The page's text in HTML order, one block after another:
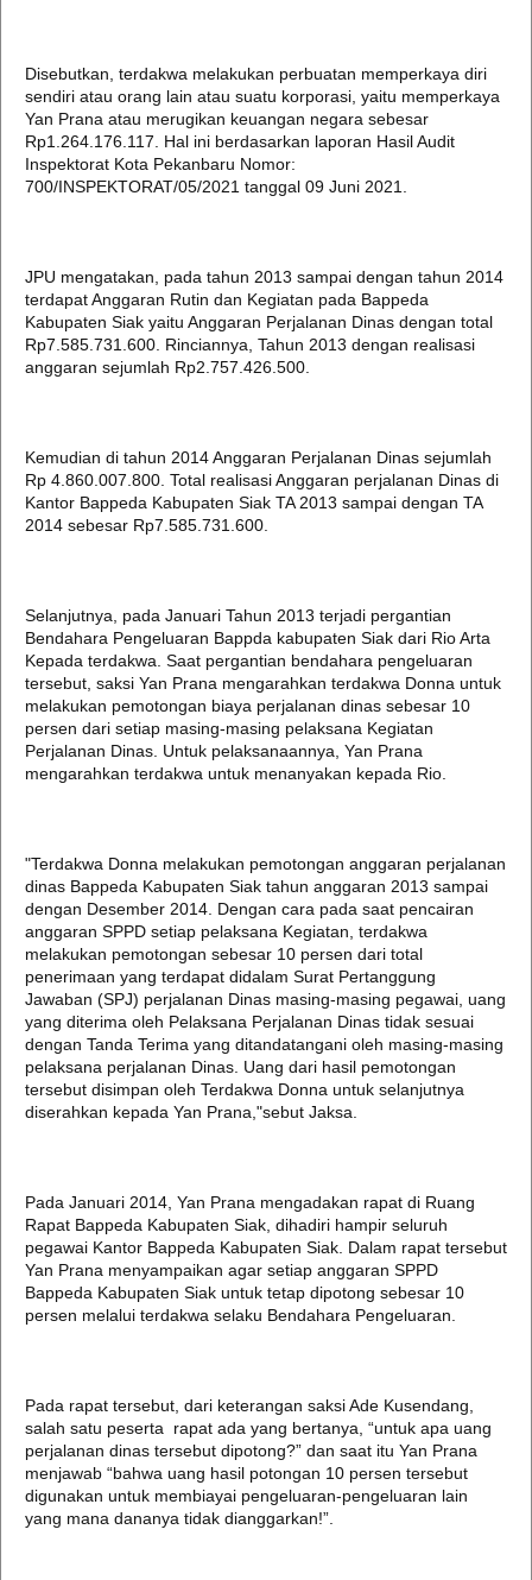
Disebutkan, terdakwa melakukan perbuatan memperkaya diri
sendiri atau orang lain atau suatu korporasi, yaitu memperkaya
Yan Prana atau merugikan keuangan negara sebesar
Rp1.264.176.117. Hal ini berdasarkan laporan Hasil Audit
Inspektorat Kota Pekanbaru Nomor:
700/INSPEKTORAT/05/2021 tanggal 09 Juni 2021.
JPU mengatakan, pada tahun 2013 sampai dengan tahun 2014
terdapat Anggaran Rutin dan Kegiatan pada Bappeda
Kabupaten Siak yaitu Anggaran Perjalanan Dinas dengan total
Rp7.585.731.600. Rinciannya, Tahun 2013 dengan realisasi
anggaran sejumlah Rp2.757.426.500.
Kemudian di tahun 2014 Anggaran Perjalanan Dinas sejumlah
Rp 4.860.007.800. Total realisasi Anggaran perjalanan Dinas di
Kantor Bappeda Kabupaten Siak TA 2013 sampai dengan TA
2014 sebesar Rp7.585.731.600.
Selanjutnya, pada Januari Tahun 2013 terjadi pergantian
Bendahara Pengeluaran Bappda kabupaten Siak dari Rio Arta
Kepada terdakwa. Saat pergantian bendahara pengeluaran
tersebut, saksi Yan Prana mengarahkan terdakwa Donna untuk
melakukan pemotongan biaya perjalanan dinas sebesar 10
persen dari setiap masing-masing pelaksana Kegiatan
Perjalanan Dinas. Untuk pelaksanaannya, Yan Prana
mengarahkan terdakwa untuk menanyakan kepada Rio.
"Terdakwa Donna melakukan pemotongan anggaran perjalanan
dinas Bappeda Kabupaten Siak tahun anggaran 2013 sampai
dengan Desember 2014. Dengan cara pada saat pencairan
anggaran SPPD setiap pelaksana Kegiatan, terdakwa
melakukan pemotongan sebesar 10 persen dari total
penerimaan yang terdapat didalam Surat Pertanggung
Jawaban (SPJ) perjalanan Dinas masing-masing pegawai, uang
yang diterima oleh Pelaksana Perjalanan Dinas tidak sesuai
dengan Tanda Terima yang ditandatangani oleh masing-masing
pelaksana perjalanan Dinas. Uang dari hasil pemotongan
tersebut disimpan oleh Terdakwa Donna untuk selanjutnya
diserahkan kepada Yan Prana,"sebut Jaksa.
Pada Januari 2014, Yan Prana mengadakan rapat di Ruang
Rapat Bappeda Kabupaten Siak, dihadiri hampir seluruh
pegawai Kantor Bappeda Kabupaten Siak. Dalam rapat tersebut
Yan Prana menyampaikan agar setiap anggaran SPPD
Bappeda Kabupaten Siak untuk tetap dipotong sebesar 10
persen melalui terdakwa selaku Bendahara Pengeluaran.
Pada rapat tersebut, dari keterangan saksi Ade Kusendang,
salah satu peserta rapat ada yang bertanya, “untuk apa uang
perjalanan dinas tersebut dipotong?” dan saat itu Yan Prana
menjawab “bahwa uang hasil potongan 10 persen tersebut
digunakan untuk membiayai pengeluaran-pengeluaran lain
yang mana dananya tidak dianggarkan!”.